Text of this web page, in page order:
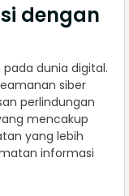
dengan
dunia digital.
siber
perlindungan
mencakup
yang lebih
informasi